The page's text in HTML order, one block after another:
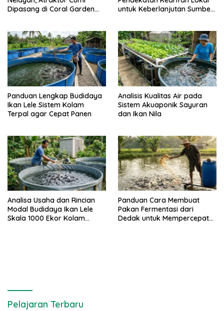
Dipasang di Coral Garden
untuk Keberlanjutan Sumber
Panduan Lengkap Budidaya
Ikan Lele Sistem Kolam
Terpal agar Cepat Panen
Analisis Kualitas Air pada
Sistem Akuaponik Sayuran
dan Ikan Nila
Analisa Usaha dan Rincian
Modal Budidaya Ikan Lele
Skala 1000 Ekor Kolam
Panduan Cara Membuat
Pakan Fermentasi dari
Dedak untuk Mempercepat
Pelajaran Terbaru